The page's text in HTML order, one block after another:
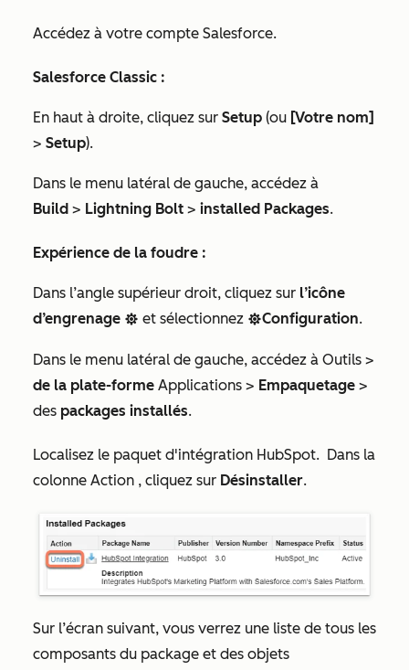
Accédez à votre compte Salesforce.
Salesforce Classic :
En haut à droite, cliquez sur Setup (ou [Votre nom]
> Setup).
Dans le menu latéral de gauche, accédez à
Build > Lightning Bolt > installed Packages.
Expérience de la foudre :
Dans l’angle supérieur droit, cliquez sur l’icône
d’engrenage settings et sélectionnez settingsConfiguration.
Dans le menu latéral de gauche, accédez à Outils >
de la plate-forme Applications > Empaquetage >
des packages installés.
Localisez le paquet d'intégration HubSpot. Dans la
colonne Action , cliquez sur Désinstaller.
Sur l’écran suivant, vous verrez une liste de tous les
composants du package et des objets